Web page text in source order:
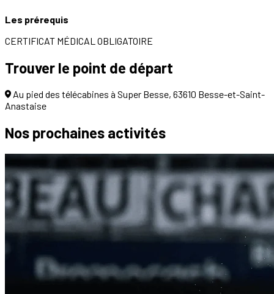
Les prérequis
CERTIFICAT MÉDICAL OBLIGATOIRE
Trouver le point de départ
Au pied des télécabines à Super Besse, 63610 Besse-et-Saint-
Anastaise
Nos prochaines activités